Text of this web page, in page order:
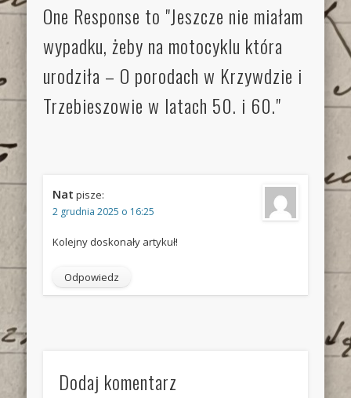
One Response to "Jeszcze nie miałam
wypadku, żeby na motocyklu która
urodziła – O porodach w Krzywdzie i
Trzebieszowie w latach 50. i 60."
Nat pisze:
2 grudnia 2025 o 16:25
Kolejny doskonały artykuł!
Odpowiedz
Dodaj komentarz